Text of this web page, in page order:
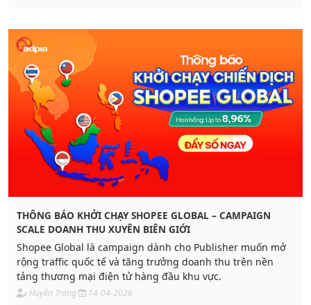
THÔNG BÁO KHỞI CHẠY SHOPEE GLOBAL – CAMPAIGN
SCALE DOANH THU XUYÊN BIÊN GIỚI
Shopee Global là campaign dành cho Publisher muốn mở
rộng traffic quốc tế và tăng trưởng doanh thu trên nền
tảng thương mại điện tử hàng đầu khu vực.
Huyền Trang 14-04-2026